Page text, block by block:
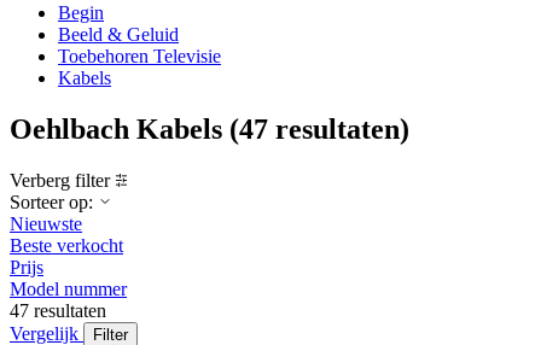
Begin
Beeld & Geluid
Toebehoren Televisie
Kabels
Oehlbach Kabels (47 resultaten)
Verberg filter
Sorteer op:
Nieuwste
Beste verkocht
Prijs
Model nummer
47 resultaten
Vergelijk
Filter